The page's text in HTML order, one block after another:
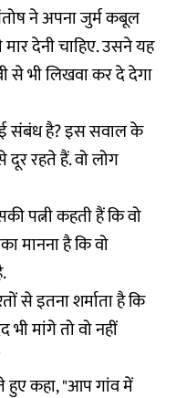
ने अपना जुर्म कबूल
देनी चाहिए. उसने यह
से भी लिखवा कर दे देगा
संबंध है? इस सवाल के
रहते हैं. वो लोग
पत्नी कहती हैं कि वो
मानना है कि वो
से इतना शर्माता है कि
मांगे तो वो नहीं
हुए कहा, "आप गांव में